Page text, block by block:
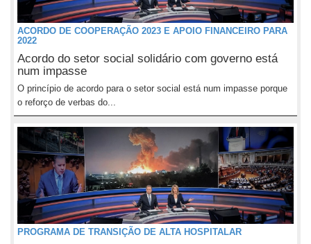
ACORDO DE COOPERAÇÃO 2023 E APOIO FINANCEIRO PARA
2022
Acordo do setor social solidário com governo está
num impasse
O princípio de acordo para o setor social está num impasse porque
o reforço de verbas do...
PROGRAMA DE TRANSIÇÃO DE ALTA HOSPITALAR